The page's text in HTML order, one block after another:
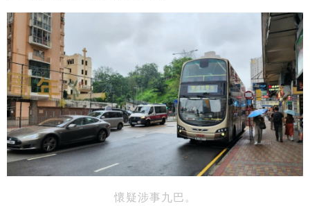
懷疑涉事九巴。